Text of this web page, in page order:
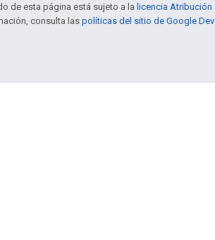
de esta página está sujeto a la licencia Atribución
consulta las políticas del sitio de Google